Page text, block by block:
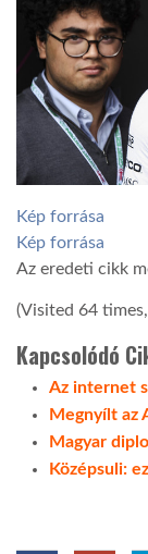
Kép forrása
Kép forrása
Az eredeti cikk
(Visited 64
Kapcsolódó
Az internet
Megnyílt az
Magyar
Középsuli: